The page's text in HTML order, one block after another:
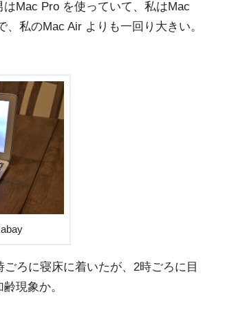
Mac Pro を使っていて、私はMac
私のMac Air よりも一回り大きい。
ろに寝床に着いたが、2時ごろに目
現象か。